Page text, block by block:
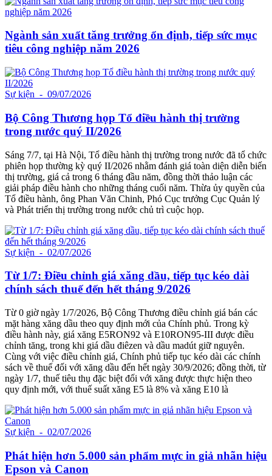
Ngành sản xuất tăng trưởng ổn định, tiếp sức mục
tiêu công nghiệp năm 2026
Sự kiện - 09/07/2026
Bộ Công Thương họp Tổ điều hành thị trường
trong nước quý II/2026
Sáng 7/7, tại Hà Nội, Tổ điều hành thị trường trong nước đã tổ chức
phiên họp thường kỳ quý II/2026 nhằm đánh giá toàn diện diễn biến
thị trường, giá cả trong 6 tháng đầu năm, đồng thời thảo luận các
giải pháp điều hành cho những tháng cuối năm. Thừa ủy quyền của
Tổ điều hành, ông Phan Văn Chinh, Phó Cục trưởng Cục Quản lý
và Phát triển thị trường trong nước chủ trì cuộc họp.
Sự kiện - 02/07/2026
Từ 1/7: Điều chỉnh giá xăng dầu, tiếp tục kéo dài
chính sách thuế đến hết tháng 9/2026
Từ 0 giờ ngày 1/7/2026, Bộ Công Thương điều chỉnh giá bán các
mặt hàng xăng dầu theo quy định mới của Chính phủ. Trong kỳ
điều hành này, giá xăng E5RON92 và E10RON95-III được điều
chỉnh tăng, trong khi giá dầu điêzen và dầu madút giữ nguyên.
Cùng với việc điều chỉnh giá, Chính phủ tiếp tục kéo dài các chính
sách về thuế đối với xăng dầu đến hết ngày 30/9/2026; đồng thời, từ
ngày 1/7, thuế tiêu thụ đặc biệt đối với xăng được thực hiện theo
quy định mới, với thuế suất xăng E5 là 8% và xăng E10 là
Sự kiện - 02/07/2026
Phát hiện hơn 5.000 sản phẩm mực in giả nhãn hiệu
Epson và Canon